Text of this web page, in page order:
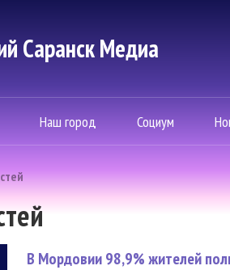
Саранск Mедиа
Наш город Социум
В Мордовии 98,9% жителей